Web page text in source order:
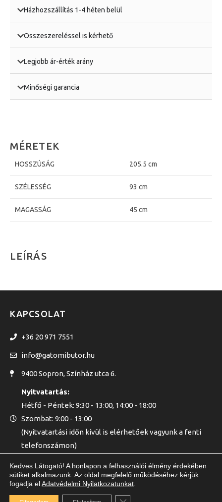
Házhozszállítás 1-4 héten belül
Összeszereléssel is kérhető
Legjobb ár-érték arány
Minőségi garancia
LEÍRÁS
MÉRETEK
HOSSZÚSÁG 205.5 cm
SZÉLESSÉG 93 cm
MAGASSÁG 45 cm
KAPCSOLAT
+36 20 971 7551
info@gatomibutor.hu
9400 Sopron, Színház utca 6.
Nyitvatartás:
Hétfő - Péntek: 9:30 - 13:00, 14:00 - 18:00
Szombat: 9:00 - 13:00
(Nyitvatartási időn kívül is elérhetőek vagyunk a fenti
telefonszámon)
Kedves Látogató! A honlapon a felhasználói élmény érdekében
sütiket alkalmazunk. Az oldal megfelelő működéséhez kérjük
fogadja elAdatvédelmi Nyilatkozatunkat